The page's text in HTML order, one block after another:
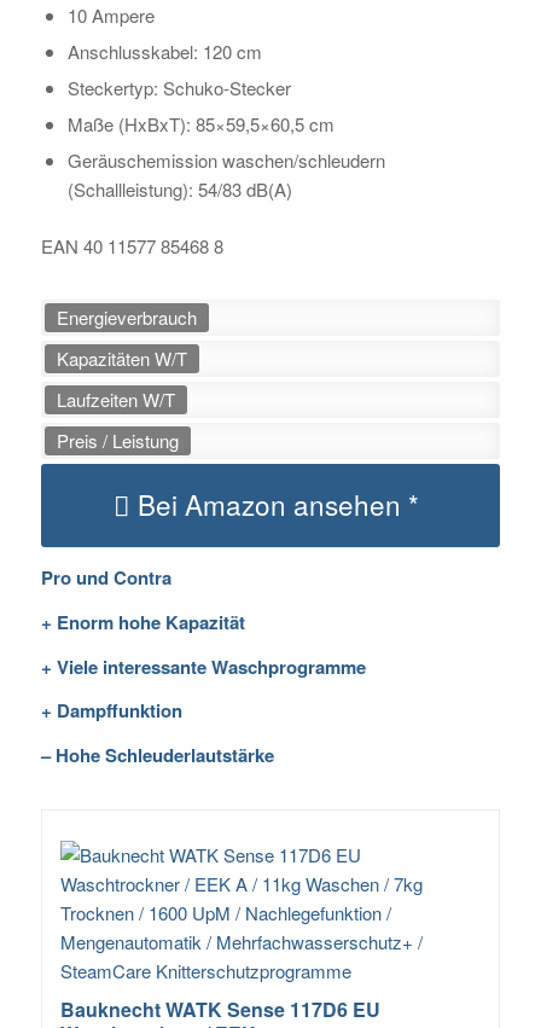
10 Ampere
Anschlusskabel: 120 cm
Steckertyp: Schuko-Stecker
Maße (HxBxT): 85×59,5×60,5 cm
Geräuschemission waschen/schleudern
(Schallleistung): 54/83 dB(A)
EAN 40 11577 85468 8
Energieverbrauch
Kapazitäten W/T
Laufzeiten W/T
Preis / Leistung
Bei Amazon ansehen *
Pro und Contra
+ Enorm hohe Kapazität
+ Viele interessante Waschprogramme
+ Dampffunktion
– Hohe Schleuderlautstärke
Bauknecht WATK Sense 117D6 EU